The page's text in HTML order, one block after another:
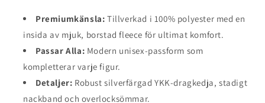
Premiumkänsla: Tillverkad i 100% polyester med en
insida av mjuk, borstad fleece för ultimat komfort.
Passar Alla: Modern unisex-passform som
kompletterar varje figur.
Detaljer: Robust silverfärgad YKK-dragkedja, stadigt
nackband och overlocksömmar.